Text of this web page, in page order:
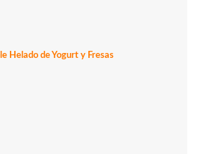
Helado de Yogurt y Fresas